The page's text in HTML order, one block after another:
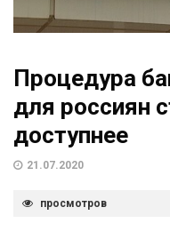
Процедура
для россиян
доступнее
21.07.2020
просмотров